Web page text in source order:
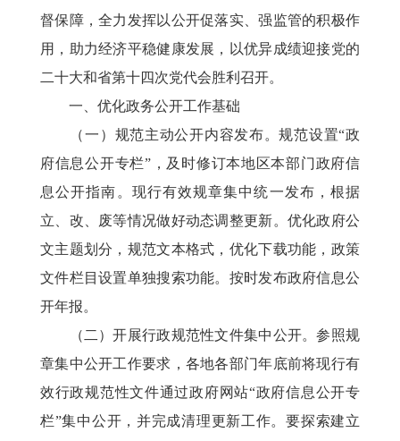
督保障，全力发挥以公开促落实、强监管的积极作
用，助力经济平稳健康发展，以优异成绩迎接党的
二十大和省第十四次党代会胜利召开。
一、优化政务公开工作基础
（一）规范主动公开内容发布。规范设置“政
府信息公开专栏”，及时修订本地区本部门政府信
息公开指南。现行有效规章集中统一发布，根据
立、改、废等情况做好动态调整更新。优化政府公
文主题划分，规范文本格式，优化下载功能，政策
文件栏目设置单独搜索功能。按时发布政府信息公
开年报。
（二）开展行政规范性文件集中公开。参照规
章集中公开工作要求，各地各部门年底前将现行有
效行政规范性文件通过政府网站“政府信息公开专
栏”集中公开，并完成清理更新工作。要探索建立